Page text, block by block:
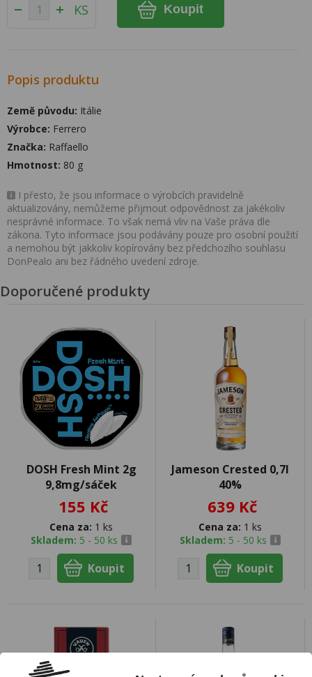
KS Koupit
Popis produktu
Země původu: Itálie
Výrobce: Ferrero
Značka: Raffaello
Hmotnost: 80 g
I přesto, že jsou informace o výrobcích pravidelně
aktualizovány, nemůžeme přijmout odpovědnost za jakékoliv
nesprávné informace. To však nemá vliv na Vaše práva dle
zákona. Tyto informace jsou podávány pouze pro osobní použití
a nemohou být jakkoliv kopírovány bez předchozího souhlasu
DonPealo ani bez řádného uvedení zdroje.
Doporučené produkty
DOSH Fresh Mint 2g
9,8mg/sáček
155 Kč
Cena za: 1 ks
Skladem: 5 - 50 ks
Jameson Crested 0,7l
40%
639 Kč
Cena za: 1 ks
Skladem: 5 - 50 ks